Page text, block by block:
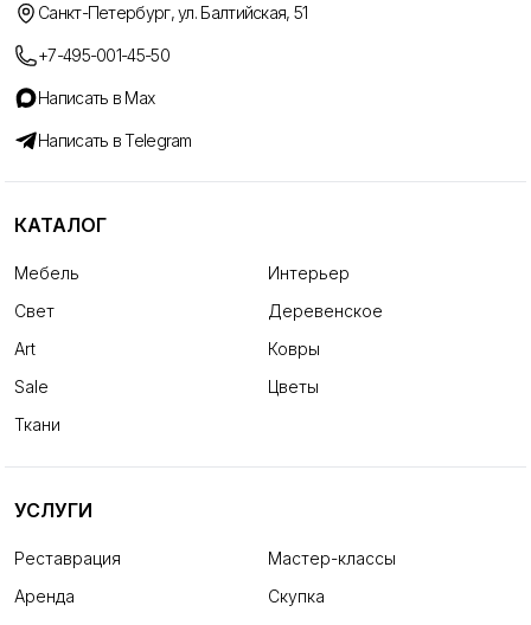
Санкт-Петербург, ул. Балтийская, 51
+7-495-001-45-50
Написать в Max
Написать в Telegram
КАТАЛОГ
Мебель
Интерьер
Свет
Деревенское
Art
Ковры
Sale
Цветы
Ткани
УСЛУГИ
Реставрация
Мастер-классы
Аренда
Скупка